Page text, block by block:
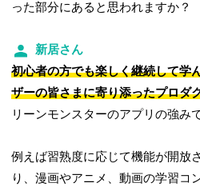
った部分にあると思われますか？
新居さん
初心者の方でも楽しく継続して学
ザーの皆さまに寄り添ったプロダ
リーンモンスターのアプリの強み
例えば習熟度に応じて機能が開放
り、漫画やアニメ、動画の学習コ